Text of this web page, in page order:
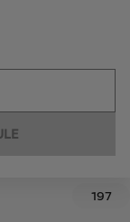
197